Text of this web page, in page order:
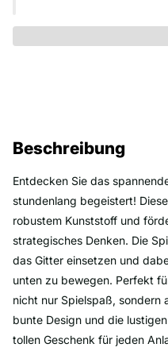
Beschreibung
Entdecken Sie das
stundenlang begeistert!
robustem Kunststoff und
strategisches Denken. Die
das Gitter einsetzen und
unten zu bewegen. Perfekt
nicht nur Spielspaß, sondern
bunte Design und die
tollen Geschenk für jeden